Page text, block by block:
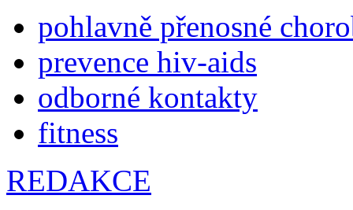
pohlavně přenosné
prevence hiv-aids
odborné kontakty
fitness
REDAKCE